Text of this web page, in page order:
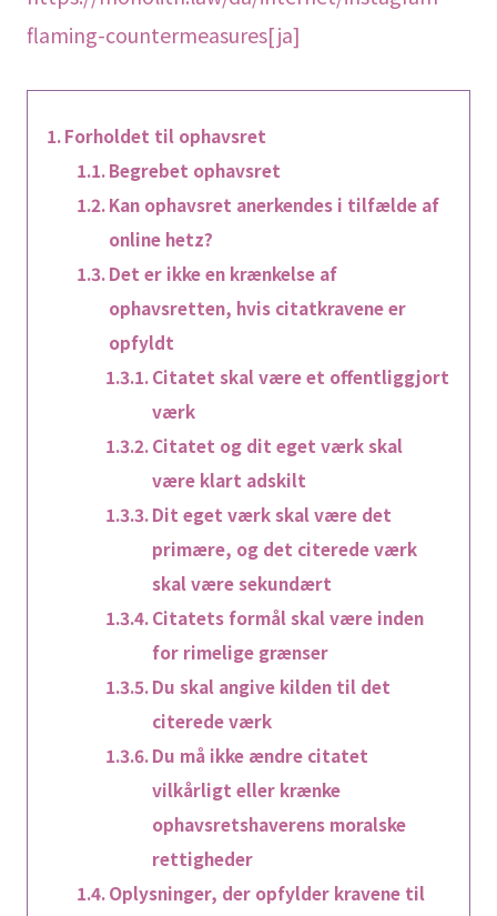
flaming-countermeasures[ja]
Forholdet til ophavsret
Begrebet ophavsret
Kan ophavsret anerkendes i tilfælde af
online hetz?
Det er ikke en krænkelse af
ophavsretten, hvis citatkravene er
opfyldt
Citatet skal være et offentliggjort
værk
Citatet og dit eget værk skal
være klart adskilt
Dit eget værk skal være det
primære, og det citerede værk
skal være sekundært
Citatets formål skal være inden
for rimelige grænser
Du skal angive kilden til det
citerede værk
Du må ikke ændre citatet
vilkårligt eller krænke
ophavsretshaverens moralske
rettigheder
Oplysninger, der opfylder kravene til